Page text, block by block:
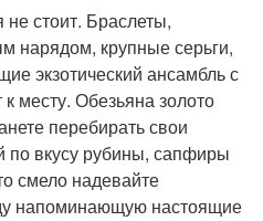
стоит. Браслеты,
нарядом, крупные серьги,
экзотический ансамбль с
месту. Обезьяна золото
перебирать свои
вкусу рубины, сапфиры
смело надевайте
напоминающую настоящие